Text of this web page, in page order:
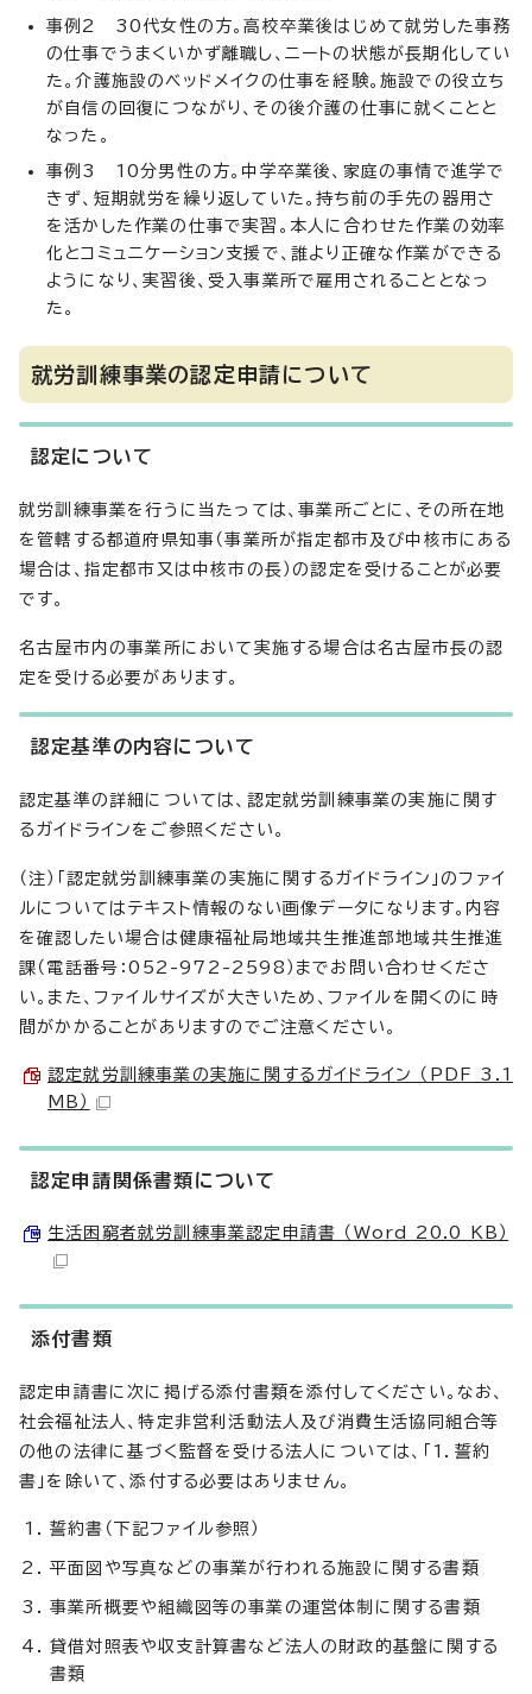
事例2 30代女性の方。高校卒業後はじめて就労した事務
の仕事でうまくいかず離職し、ニートの状態が長期化してい
た。介護施設のベッドメイクの仕事を経験。施設での役立ち
が自信の回復につながり、その後介護の仕事に就くことと
なった。
事例3 10分男性の方。中学卒業後、家庭の事情で進学で
きず、短期就労を繰り返していた。持ち前の手先の器用さ
を活かした作業の仕事で実習。本人に合わせた作業の効率
化とコミュニケーション支援で、誰より正確な作業ができる
ようになり、実習後、受入事業所で雇用されることとなっ
た。
就労訓練事業の認定申請について
認定について
就労訓練事業を行うに当たっては、事業所ごとに、その所在地
を管轄する都道府県知事（事業所が指定都市及び中核市にある
場合は、指定都市又は中核市の長）の認定を受けることが必要
です。
名古屋市内の事業所において実施する場合は名古屋市長の認
定を受ける必要があります。
認定基準の内容について
認定基準の詳細については、認定就労訓練事業の実施に関す
るガイドラインをご参照ください。
（注）「認定就労訓練事業の実施に関するガイドライン」のファイ
ルについてはテキスト情報のない画像データになります。内容
を確認したい場合は健康福祉局地域共生推進部地域共生推進
課（電話番号：052-972-2598）までお問い合わせくださ
い。また、ファイルサイズが大きいため、ファイルを開くのに時
間がかかることがありますのでご注意ください。
認定就労訓練事業の実施に関するガイドライン （PDF 3.1
MB）
認定申請関係書類について
生活困窮者就労訓練事業認定申請書 （Word 20.0 KB）
添付書類
認定申請書に次に掲げる添付書類を添付してください。なお、
社会福祉法人、特定非営利活動法人及び消費生活協同組合等
の他の法律に基づく監督を受ける法人については、「1．誓約
書」を除いて、添付する必要はありません。
誓約書（下記ファイル参照）
平面図や写真などの事業が行われる施設に関する書類
事業所概要や組織図等の事業の運営体制に関する書類
貸借対照表や収支計算書など法人の財政的基盤に関する
書類